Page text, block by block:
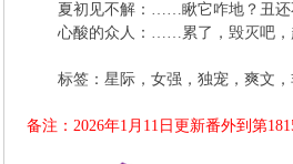
夏初见不解：……瞅它咋地？丑还
心酸的众人：……累了，毁灭吧，
标签：星际，女强，独宠，爽文，
备注：2026年1月11日更新番外到第